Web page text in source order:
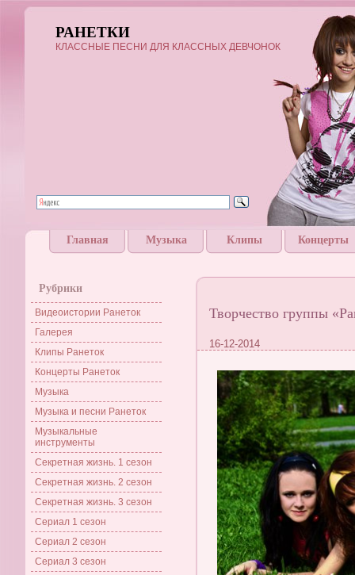
РАНЕТКИ
КЛАССНЫЕ ПЕСНИ ДЛЯ КЛАССНЫХ ДЕВЧОНОК
Главная Музыка Клипы Концерты
Рубрики
Видеоистории Ранеток
Галерея
Клипы Ранеток
Концерты Ранеток
Музыка
Музыка и песни Ранеток
Музыкальные
инструменты
Секретная жизнь. 1 сезон
Секретная жизнь. 2 сезон
Секретная жизнь. 3 сезон
Сериал 1 сезон
Сериал 2 сезон
Сериал 3 сезон
Творчество группы
16-12-2014